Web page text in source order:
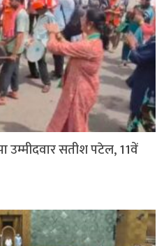
उम्मीदवार सतीश पटेल, 11वें